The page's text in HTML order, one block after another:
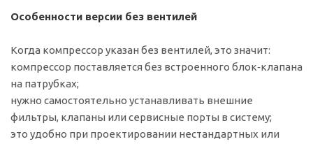
Особенности версии без вентилей
Когда компрессор указан без вентилей, это значит:
компрессор поставляется без встроенного блок‑клапана
на патрубках;
нужно самостоятельно устанавливать внешние
фильтры, клапаны или сервисные порты в систему;
это удобно при проектировании нестандартных или